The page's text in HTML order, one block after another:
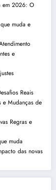
em 2026: O
muda e
e
Reais
e Mudanças de
Regras e
muda
das novas